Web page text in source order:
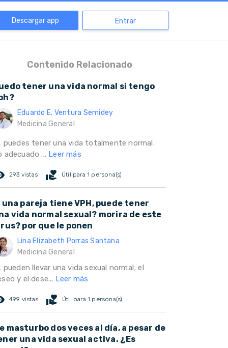
Descargar app Entrar
Contenido Relacionado
tener una vida normal si tengo
Eduardo E. Ventura Semidey
Medicina General
puedes tener una vida totalmente normal.
adecuado ... Leer más
293 vistas volunteer_activism Útil para 1 persona(s)
una pareja tiene VPH, puede tener
vida normal sexual? morira de este
por que le ponen
Lina Elizabeth Porras Santana
Medicina General
pueden llevar una vida sexual normal; el
y el dese... Leer más
499 vistas volunteer_activism Útil para 1 persona(s)
masturbo dos veces al día, a pesar de
una vida sexual activa. ¿Es